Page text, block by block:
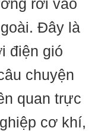
rơi vào
Đây là
điện gió
chuyện
quan trực
cơ khí,